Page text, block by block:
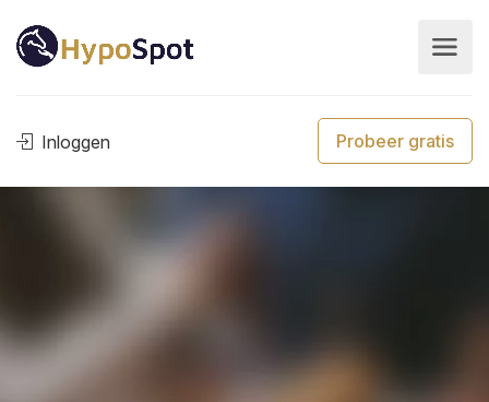
Inloggen Probeer gratis